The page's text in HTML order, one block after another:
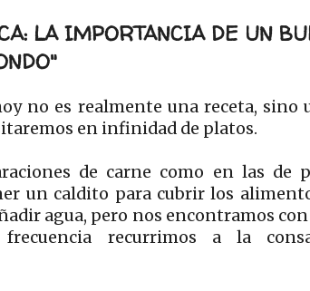
LA IMPORTANCIA DE UN
no es realmente una receta, sino
en infinidad de platos.
de carne como en las de
un caldito para cubrir los
agua, pero nos encontramos
recurrimos a la